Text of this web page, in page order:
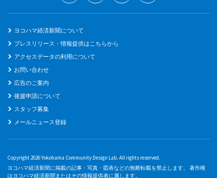
ヨコハマ経済新聞について
プレスリリース・情報提供はこちらから
アクセスデータの利用について
お問い合わせ
広告のご案内
後援申請について
スタッフ募集
メールニュース登録
Copyright 2026 Yokohama Community Design Lab. All rights reserved.
ヨコハマ経済新聞に掲載の記事・写真・図表などの無断転載を禁止します。 著作権
はヨコハマ経済新聞またはその情報提供者に属します。